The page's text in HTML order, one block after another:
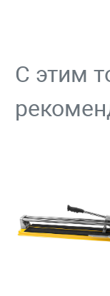
С этим